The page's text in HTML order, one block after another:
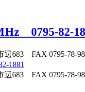
0795-82-
683 FAX 0795-78-
1881
683 FAX 0795-78-